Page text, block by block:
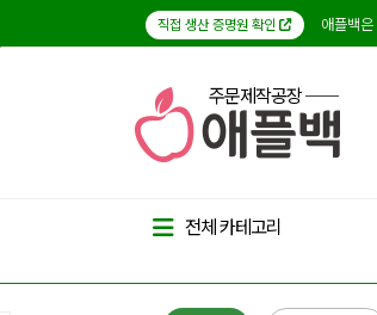
직접 생산 증명원 확인 애플백은
주문제작공장
전체 카테고리